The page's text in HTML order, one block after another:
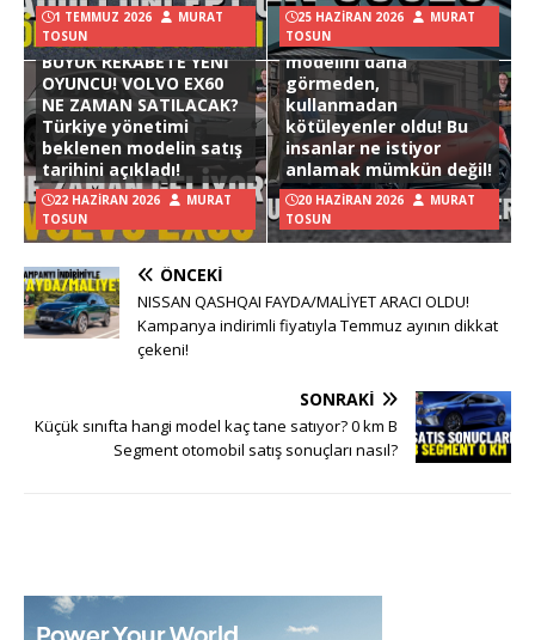
1 TEMMUZ 2026
MURAT
TOSUN
25 HAZIRAN 2026
MURAT
TOSUN
BÜYÜK REKABETE YENİ
OYUNCU! VOLVO EX60
NE ZAMAN SATILACAK?
Türkiye yönetimi
beklenen modelin satış
tarihini açıkladı!
22 HAZIRAN 2026
MURAT
TOSUN
Hyundai Ioniq 3
modelini daha
görmeden,
kullanmadan
kötüleyenler oldu! Bu
insanlar ne istiyor
anlamak mümkün değil!
20 HAZIRAN 2026
MURAT
TOSUN
ÖNCEKI
NISSAN QASHQAI FAYDA/MALİYET ARACI OLDU!
Kampanya indirimli fiyatıyla Temmuz ayının dikkat
çekeni!
SONRAKI
Küçük sınıfta hangi model kaç tane satıyor? 0 km B
Segment otomobil satış sonuçları nasıl?